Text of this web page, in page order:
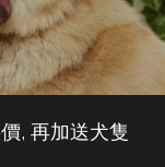
, 再加送犬隻